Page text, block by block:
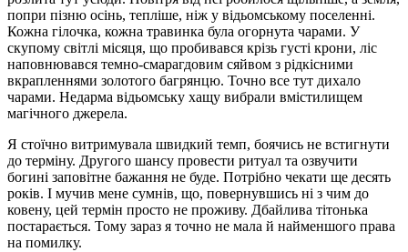
попри пізню осінь, тепліше, ніж у відьомському поселенні.
Кожна гілочка, кожна травинка була огорнута чарами. У
скупому світлі місяця, що пробивався крізь густі крони, ліс
наповнювався темно-смарагдовим сяйвом з рідкісними
вкрапленнями золотого багрянцю. Точно все тут дихало
чарами. Недарма відьомську хащу вибрали вмістилищем
магічного джерела.
Я стоїчно витримувала швидкий темп, боячись не встигнути
до терміну. Другого шансу провести ритуал та озвучити
богині заповітне бажання не буде. Потрібно чекати ще десять
років. І мучив мене сумнів, що, повернувшись ні з чим до
ковену, цей термін просто не проживу. Дбайлива тітонька
постарається. Тому зараз я точно не мала й найменшого права
на помилку.